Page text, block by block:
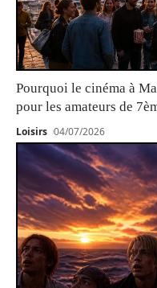
Pourquoi le cinéma à
pour les amateurs de
Loisirs 04/07/2026